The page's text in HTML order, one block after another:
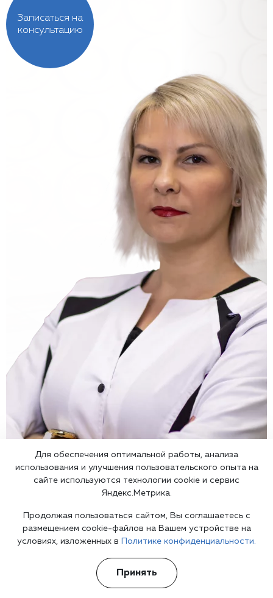
Записаться на
консультацию
Врач психиатр в Сызрани
Для обеспечения оптимальной работы, анализа
использования и улучшения пользовательского опыта на
сайте используются технологии cookie и сервис
Яндекс.Метрика.
Продолжая пользоваться сайтом, Вы соглашаетесь с
размещением cookie-файлов на Вашем устройстве на
условиях, изложенных в
Политике конфиденциальности.
Принять